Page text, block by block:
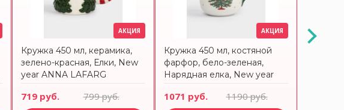
АКЦИЯ
Кружка 450 мл, керамика,
зелено-красная, Елки, New
year ANNA LAFARG
719 руб. 799 руб.
АКЦИЯ
Кружка 450 мл, костяной
фарфор, бело-зеленая,
Нарядная елка, New year
1071 руб. 1190 руб.